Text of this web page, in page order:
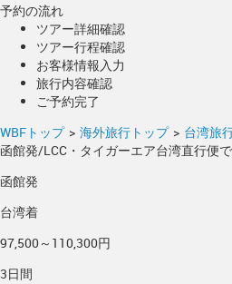
予約の流れ
ツアー詳細確認
ツアー行程確認
お客様情報入力
旅行内容確認
ご予約完了
WBFトップ > 海外旅行トップ > 台湾旅
函館発/LCC・タイガーエア台湾直行便
函館発
台湾着
97,500～110,300円
3日間